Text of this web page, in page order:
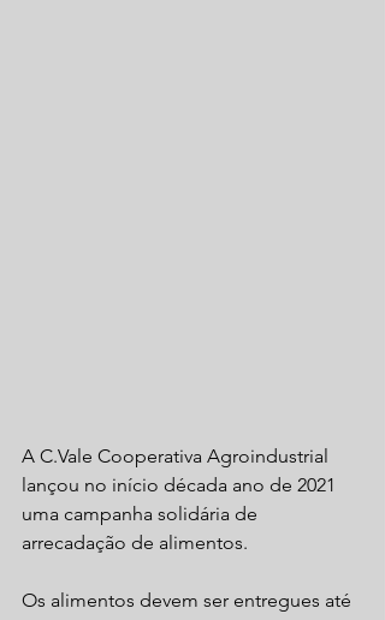
A C.Vale Cooperativa Agroindustrial
lançou no início década ano de 2021
uma campanha solidária de
arrecadação de alimentos.
Os alimentos devem ser entregues até